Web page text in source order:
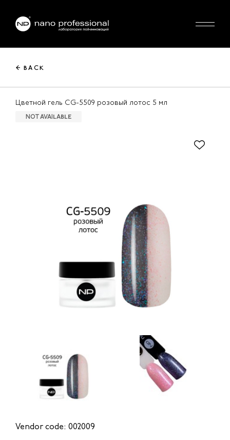
← BACK
Цветной гель CG-5509 розовый лотос 5 мл
NOT AVAILABLE
Vendor code: 002009